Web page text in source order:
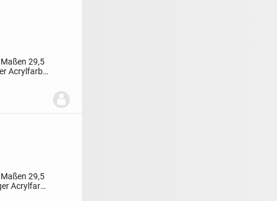
29,5
Acrylfarbe
29,5
Acrylfarbe